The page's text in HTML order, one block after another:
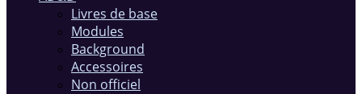
Livres de base
Modules
Background
Accessoires
Non officiel